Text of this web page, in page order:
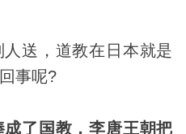
送，道教在日本就是
事呢?
了国教，李唐王朝把